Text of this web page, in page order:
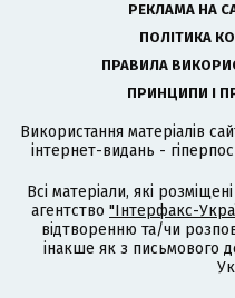
РЕКЛАМА НА
ПОЛІТИКА
ПРАВИЛА
ПРИНЦИПИ І
Використання матеріалів
інтернет-видань -
Всі матеріали, які
агентство "Інтерфакс-
відтворенню та/чи
інакше як з письмового